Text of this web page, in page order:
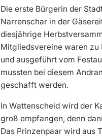
Die erste Bürgerin der
Narrenschar in der
diesjährige
Mitgliedsvereine waren zu
und ausgeführt vom
mussten bei diesem
geschafft werden.
In Wattenscheid wird der
groß empfangen, denn
Das Prinzenpaar wird aus